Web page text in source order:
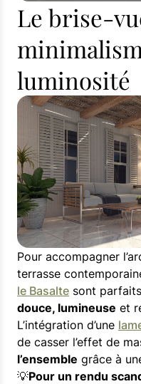
Le brise-
luminosité
Pour accompagner
terrasse
le Basalte sont
douce, lumineuse et
L’intégration d’une
de casser l’effet de
l’ensemble grâce à
💡Pour un rendu